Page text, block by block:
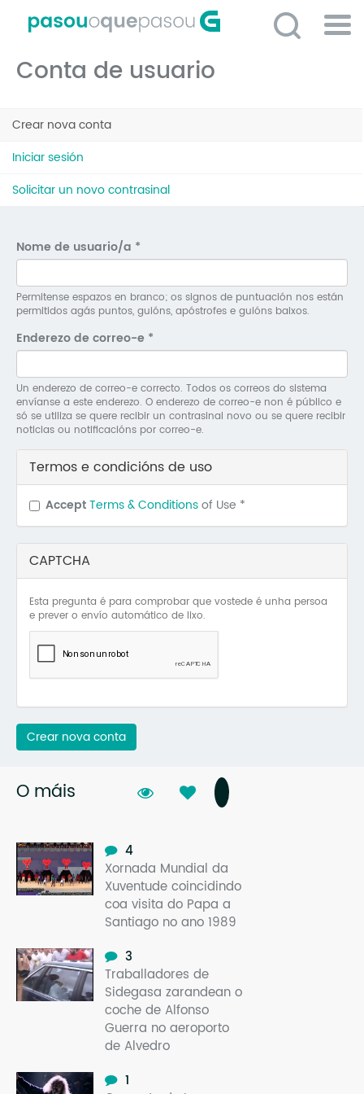
contido
O
O
Conta de usuario
Pestanas
principais
Crear nova conta
Iniciar sesión
Solicitar un novo contrasinal
Nome de usuario/a *
Permitense espazos en branco; os signos de puntuación nos están
permitidos agás puntos, guións, apóstrofes e guións baixos.
Enderezo de correo-e *
Un enderezo de correo-e correcto. Todos os correos do sistema
envíanse a este enderezo. O enderezo de correo-e non é público e
só se utiliza se quere recibir un contrasinal novo ou se quere recibir
noticias ou notificacións por correo-e.
Termos e condicións de uso
AcceptTerms & Conditionsof Use *
CAPTCHA
Esta pregunta é para comprobar que vostede é unha persoa
e prever o envío automático de lixo.
Crear nova conta
O máis
4
Xornada Mundial da
Xuventude coincidindo
coa visita do Papa a
Santiago no ano 1989
3
Traballadores de
Sidegasa zarandean o
coche de Alfonso
Guerra no aeroporto
de Alvedro
1